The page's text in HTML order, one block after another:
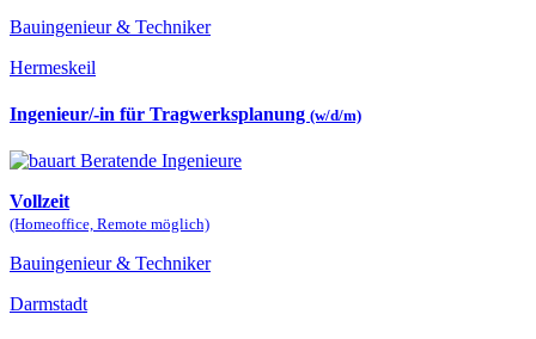
Bauingenieur & Techniker
Hermeskeil
Ingenieur/-in für Tragwerksplanung (w/d/m)
Vollzeit
(Homeoffice, Remote möglich)
Bauingenieur & Techniker
Darmstadt